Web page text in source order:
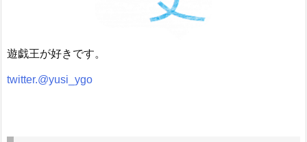
遊戯王が好きです。
twitter.@yusi_ygo